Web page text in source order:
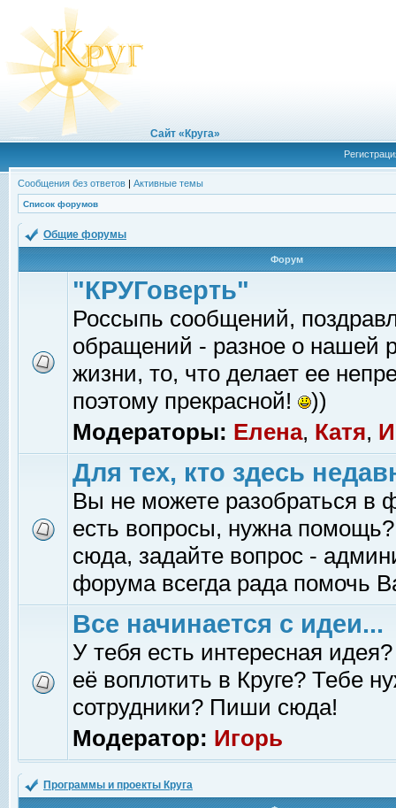
Сайт «Круга»
Сообщения без ответов | Активные темы
Список форумов
Общие форумы
Форум
"КРУГоверть"
Россыпь сообщений,
обращений - разное о нашей
жизни, то, что делает ее
поэтому прекрасной!
))
Модераторы: Елена, Катя,
Для тех, кто здесь
Вы не можете разобраться в
есть вопросы, нужна помощь?
сюда, задайте вопрос -
форума всегда рада помочь
Все начинается с идеи...
У тебя есть интересная
её воплотить в Круге? Тебе
сотрудники? Пиши сюда!
Модератор: Игорь
Программы и проекты Круга